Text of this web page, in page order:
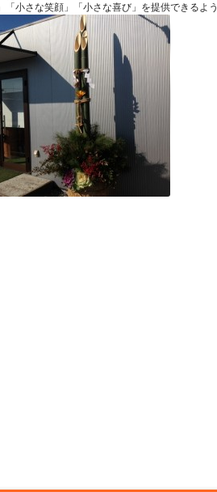
「小さな笑顔」「小さな喜び」を提供できるよ